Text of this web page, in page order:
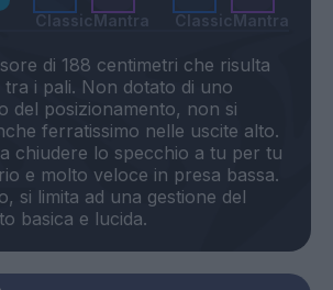
ClassicMantra ClassicMantra
di 188 centimetri che risulta
i pali. Non dotato di uno
del posizionamento, non si
ferratissimo nelle uscite alto.
chiudere lo specchio a tu per tu
e molto veloce in presa bassa.
si limita ad una gestione del